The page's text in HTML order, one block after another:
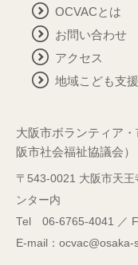
大阪市ボランティア
阪市社会福祉協議会）
〒543-0021 大阪市天
ンター内
Tel 06-6765-4041 ／
E-mail：ocvac@osaka-
OCVACとは
お問い合わせ
アクセス
地域こども支